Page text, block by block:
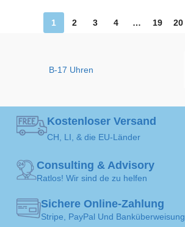
1 2 3 4 … 19 20
B-17 Uhren
Kostenloser Versand
CH, LI, & die EU-Länder
Consulting & Advisory
Ratlos! Wir sind de zu helfen
Sichere Online-Zahlung
Stripe, PayPal Und Banküberweisung